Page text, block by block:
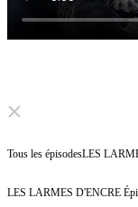
Tous les épisodesLES
LES LARMES D'ENCRE